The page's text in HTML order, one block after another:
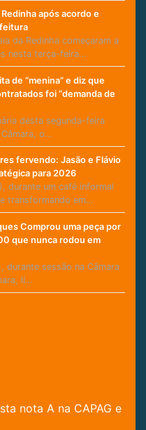
após acordo e
da Redinha começaram a
nesta terça-feira…
de “menina” e diz que
foi “demanda de
desta segunda-feira
o…
fervendo: Jasão e Flávio
para 2026
durante um café informal
transformando em…
Comprou uma peça por
que nunca rodou em
durante sessão na Câmara
lí…
nota A na CAPAG e